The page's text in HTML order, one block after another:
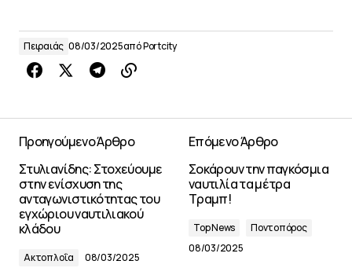
Πειραιάς 08/03/2025απόPortcity
Προηγούμενο Άρθρο
Στυλιανίδης: Στοχεύουμε
στην ενίσχυση της
ανταγωνιστικότητας του
εγχώριου ναυτιλιακού
κλάδου
Ακτοπλοΐα 08/03/2025
Επόμενο Άρθρο
Σοκάρουν την παγκόσμια
ναυτιλία τα μέτρα
Τραμπ!
Top News
Ποντοπόρος
08/03/2025